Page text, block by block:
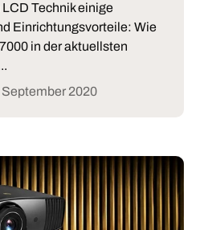
Technik einige
Einrichtungsvorteile: Wie
in der aktuellsten
September 2020